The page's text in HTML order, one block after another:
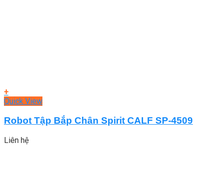
+
Quick View
Robot Tập Bắp Chân Spirit CALF SP-4509
Liên hệ